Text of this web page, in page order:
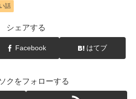
話
シェアする
Facebook はてブ
クをフォローする